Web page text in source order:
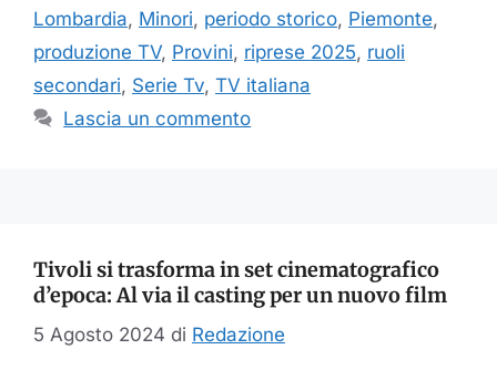
Lombardia, Minori, periodo storico, Piemonte,
produzione TV, Provini, riprese 2025, ruoli
secondari, Serie Tv, TV italiana
Lascia un commento
Tivoli si trasforma in set cinematografico
d’epoca: Al via il casting per un nuovo film
5 Agosto 2024 di Redazione